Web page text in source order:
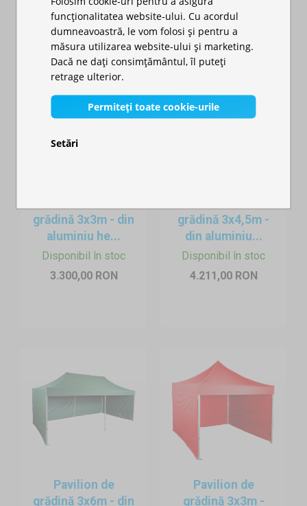
grădină 3x3m - din
aluminiu he...
Disponibil în stoc
3.300,00 RON
grădină 3x4,5m -
din aluminiu...
Disponibil în stoc
4.211,00 RON
Pavilion de
grădină 3x6m - din
Pavilion de
grădină 3x3m -
funcționalitatea website-ului. Cu acordul
dumneavoastră, le vom folosi și pentru a
măsura utilizarea website-ului și marketing.
Dacă ne dați consimțământul, îl puteți
retrage ulterior.
Permiteți toate cookie-urile
Setări